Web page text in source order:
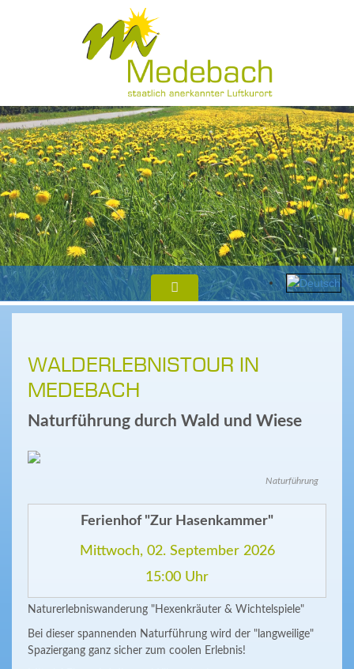
WALDERLEBNISTOUR IN
MEDEBACH
Naturführung durch Wald und Wiese
Naturführung
Ferienhof "Zur Hasenkammer"
Mittwoch, 02. September 2026
15:00 Uhr
Naturerlebniswanderung "Hexenkräuter & Wichtelspiele"
Bei dieser spannenden Naturführung wird der "langweilige"
Spaziergang ganz sicher zum coolen Erlebnis!